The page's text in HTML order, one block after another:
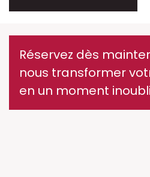
Réservez dès
nous transformer
en un moment